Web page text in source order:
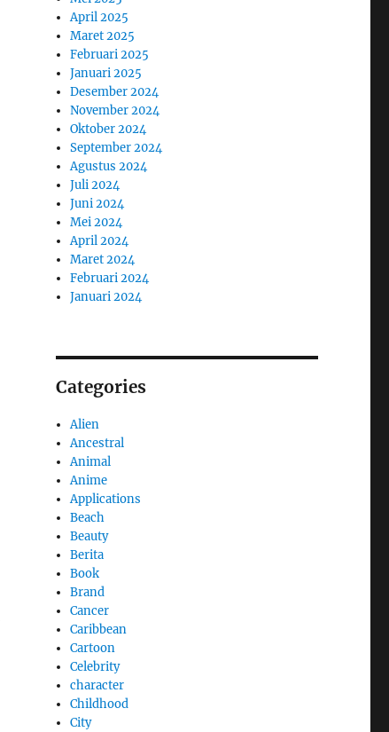
April 2025
Maret 2025
Februari 2025
Januari 2025
Desember 2024
November 2024
Oktober 2024
September 2024
Agustus 2024
Juli 2024
Juni 2024
Mei 2024
April 2024
Maret 2024
Februari 2024
Januari 2024
Categories
Alien
Ancestral
Animal
Anime
Applications
Beach
Beauty
Berita
Book
Brand
Cancer
Caribbean
Cartoon
Celebrity
character
Childhood
City